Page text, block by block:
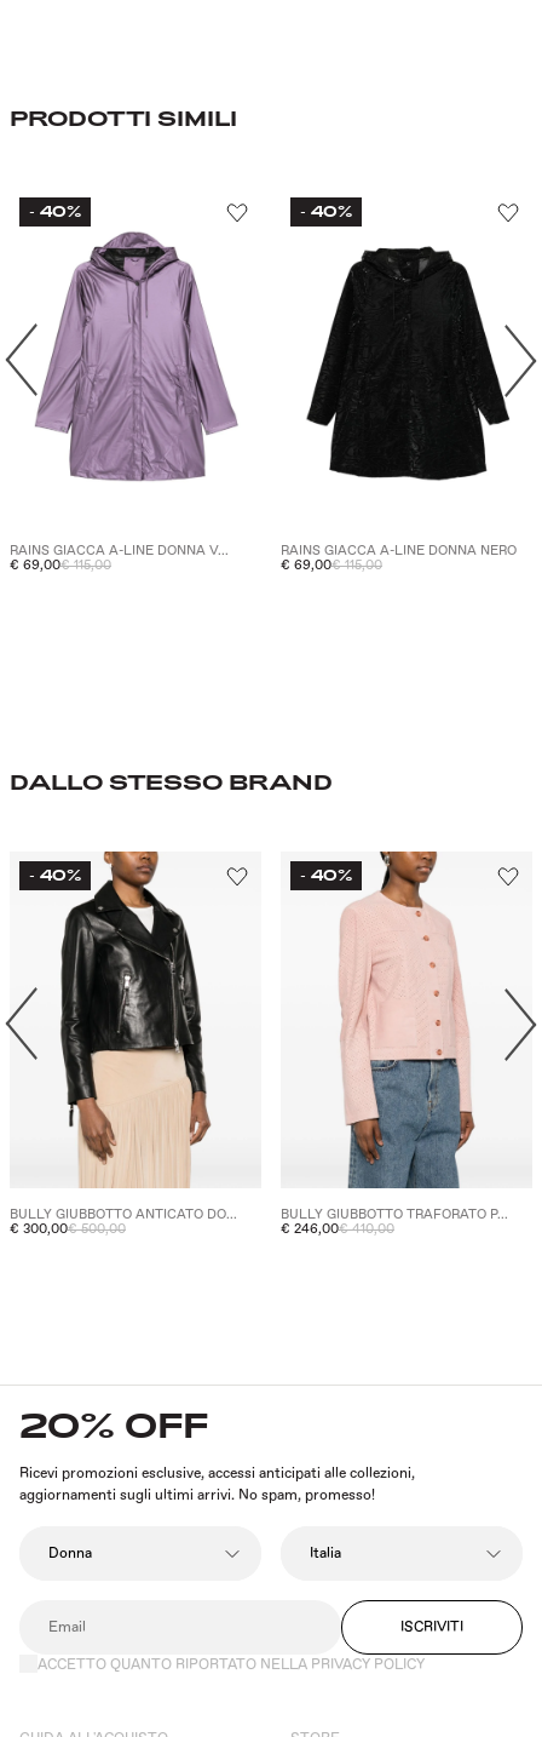
PRODOTTI SIMILI
- 40%
RAINS GIACCA A-LINE DONNA V...
€ 69,00€ 115,00
- 40%
RAINS GIACCA A-LINE DONNA NERO
€ 69,00€ 115,00
DALLO STESSO BRAND
- 40%
BULLY GIUBBOTTO ANTICATO DO...
€ 300,00€ 500,00
- 40%
BULLY GIUBBOTTO TRAFORATO P...
€ 246,00€ 410,00
20% OFF
Ricevi promozioni esclusive, accessi anticipati alle collezioni,
aggiornamenti sugli ultimi arrivi. No spam, promesso!
ISCRIVITI
ACCETTO QUANTO RIPORTATO NELLA PRIVACY POLICY